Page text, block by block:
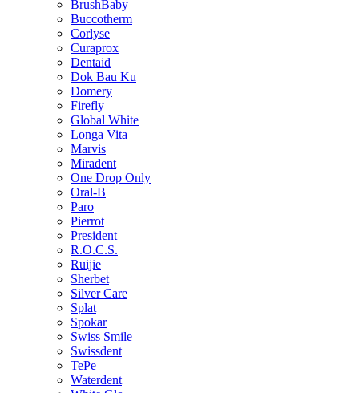
BrushBaby
Buccotherm
Corlyse
Curaprox
Dentaid
Dok Bau Ku
Domery
Firefly
Global White
Longa Vita
Marvis
Miradent
One Drop Only
Oral-B
Paro
Pierrot
President
R.O.C.S.
Ruijie
Sherbet
Silver Care
Splat
Spokar
Swiss Smile
Swissdent
TePe
Waterdent